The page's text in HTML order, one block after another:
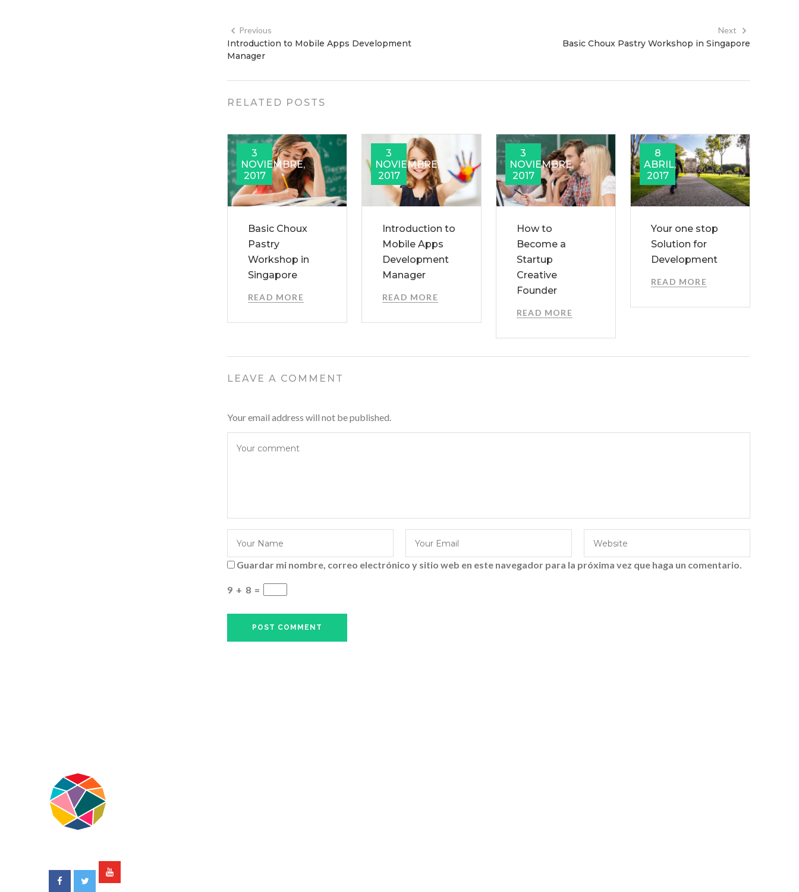
Previous
Introduction to Mobile Apps Development
Manager
Next
Basic Choux Pastry Workshop in Singapore
RELATED POSTS
3
NOVIEMBRE,
2017
Basic Choux
Pastry
Workshop in
Singapore
READ MORE
3
NOVIEMBRE,
2017
Introduction to
Mobile Apps
Development
Manager
READ MORE
3
NOVIEMBRE,
2017
How to
Become a
Startup
Creative
Founder
READ MORE
8
ABRIL,
2017
Your one stop
Solution for
Development
READ MORE
LEAVE A COMMENT
Your email address will not be published.
Guardar mi nombre, correo electrónico y sitio web en este navegador para la próxima vez que haga un comentario.
9 + 8 =